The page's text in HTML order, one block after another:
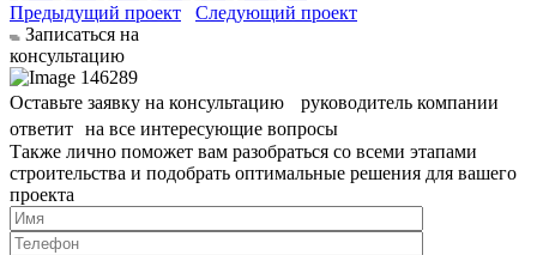
Предыдущий проект
Следующий проект
Записаться на
консультацию
Оставьте заявку на консультацию руководитель компании
ответит на все интересующие вопросы
Также лично поможет вам разобраться со всеми этапами
строительства и подобрать оптимальные решения для вашего
проекта